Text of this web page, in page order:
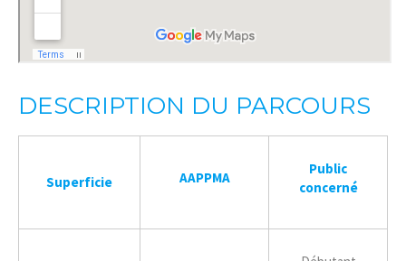
DESCRIPTION DU PARCOURS
Superficie AAPPMA
Public
concerné